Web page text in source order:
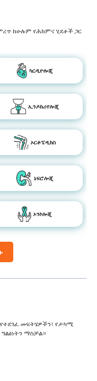
ከሁሉም የሕክምና ሂደቶች ጋር
ካርዲዮሎጂ
ኢንዶክሪኖሎጂ
ኦርቶፔዲክስ
ኔፍሮሎጂ
ኦንኮሎጂ
መፍትሄዎችን፣ የታካሚ
ማስቻል።